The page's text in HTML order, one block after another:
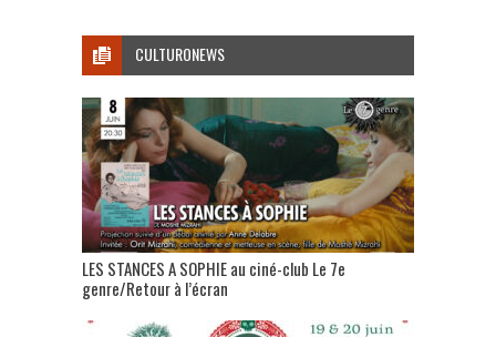
CULTURONEWS
LES STANCES A SOPHIE au ciné-club Le 7e
genre/Retour à l’écran